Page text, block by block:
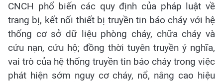
CNCH phổ biến các quy định của pháp luật về
trang bị, kết nối thiết bị truyền tin báo cháy với hệ
thống cơ sở dữ liệu phòng cháy, chữa cháy và
cứu nạn, cứu hộ; đồng thời tuyên truyền ý nghĩa,
vai trò của hệ thống truyền tin báo cháy trong việc
phát hiện sớm nguy cơ cháy, nổ, nâng cao hiệu